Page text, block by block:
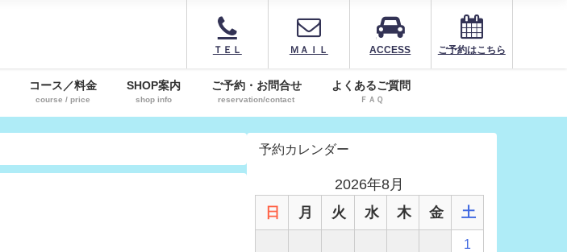
ＴＥＬ ＭＡＩＬ ACCESS ご予約はこちら
コース／料金
course / price
SHOP案内
shop info
ご予約・お問合せ
reservation/contact
よくあるご質問
ＦＡＱ
予約カレンダー
2026年8月
日
月 火 水 木 金 土
1